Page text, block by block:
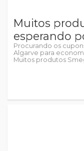
Muitos
esperando
Procurando os
Algarve para
Muitos produtos